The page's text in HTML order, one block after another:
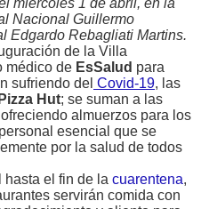
miércoles 1 de abril, en la
Nacional Guillermo
Edgardo Rebagliati Martins.
de la Villa
médico de EsSalud para
sufriendo del Covid-19, las
Pizza Hut; se suman a las
almuerzos para los
esencial que se
por la salud de todos
hasta el fin de la cuarentena,
servirán comida con